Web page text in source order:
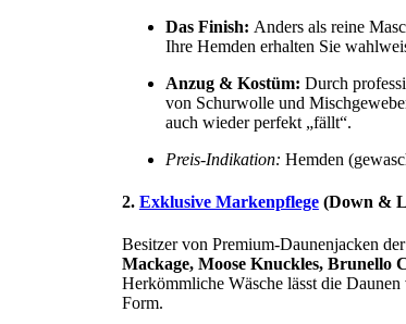
Das Finish: Anders als reine
Ihre Hemden erhalten Sie
Anzug & Kostüm: Durch
von Schurwolle und
auch wieder perfekt „fällt“.
Preis-Indikation: Hemden
2. Exklusive Markenpflege(Down &
Besitzer von Premium-Daunenjacken
Mackage, Moose Knuckles, Brunello
Herkömmliche Wäsche lässt die
Form.